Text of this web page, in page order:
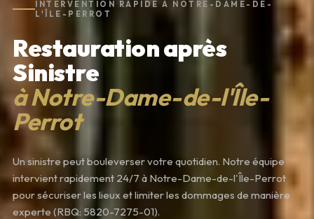
INTERVENTION RAPIDE À NOTRE-DAME-DE-
L'ÎLE-PERROT
Restauration après
Sinistre
à Notre-Dame-de-l'Île-
Perrot
Un sinistre peut bouleverser votre quotidien. Notre équipe
intervient rapidement 24/7 à Notre-Dame-de-l'Île-Perrot
pour sécuriser les lieux et limiter les dommages de manière
experte (RBQ: 5820-7275-01).